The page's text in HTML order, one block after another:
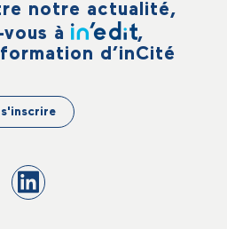
notre actualité,
à
,
d’inCité
s'inscrire